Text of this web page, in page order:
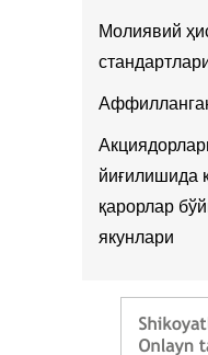
Молиявий
йиғилишида
қарорлар
якунлари